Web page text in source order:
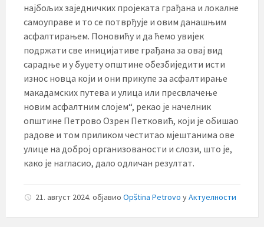
најбољих заједничких пројеката грађана и локалне
самоуправе и то се потврђује и овим данашњим
асфалтирањем. Поновићу и да ћемо увијек
подржати све иницијативе грађана за овај вид
сарадње и у буџету општине обезбиједити исти
износ новца који и они прикупе за асфалтирање
макадамских путева и улица или пресвлачење
новим асфалтним слојем“, рекао је начелник
општине Петрово Озрен Петковић, који је обишао
радове и том приликом честитао мјештанима ове
улице на доброј организованости и слози, што је,
како је нагласио, дало одличан резултат.
21. август 2024. објавио Opština Petrovo уАктуелности